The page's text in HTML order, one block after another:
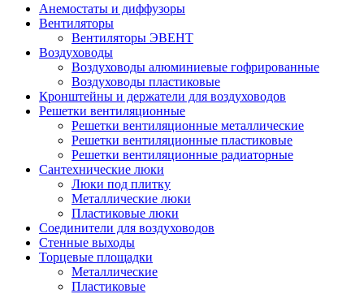
Анемостаты и диффузоры
Вентиляторы
Вентиляторы ЭВЕНТ
Воздуховоды
Воздуховоды алюминиевые гофрированные
Воздуховоды пластиковые
Кронштейны и держатели для воздуховодов
Решетки вентиляционные
Решетки вентиляционные металлические
Решетки вентиляционные пластиковые
Решетки вентиляционные радиаторные
Сантехнические люки
Люки под плитку
Металлические люки
Пластиковые люки
Соединители для воздуховодов
Стенные выходы
Торцевые площадки
Металлические
Пластиковые